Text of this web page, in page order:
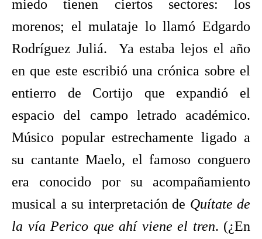
miedo tienen ciertos sectores: los
morenos; el mulataje lo llamó Edgardo
Rodríguez Juliá. Ya estaba lejos el año
en que este escribió una crónica sobre el
entierro de Cortijo que expandió el
espacio del campo letrado académico.
Músico popular estrechamente ligado a
su cantante Maelo, el famoso conguero
era conocido por su acompañamiento
musical a su interpretación de Quítate de
la vía Perico que ahí viene el tren. (¿En